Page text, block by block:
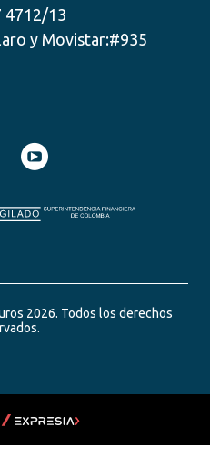
4712/13
y Movistar:#935
2026. Todos los derechos